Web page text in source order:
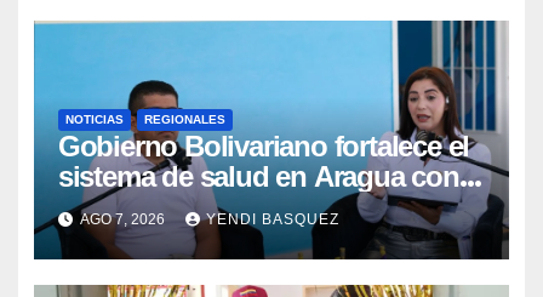
NOTICIAS REGIONALES
Gobierno Bolivariano fortalece el
sistema de salud en Aragua con
la reinauguración del CDI La Mora
AGO 7, 2026 YENDI BASQUEZ